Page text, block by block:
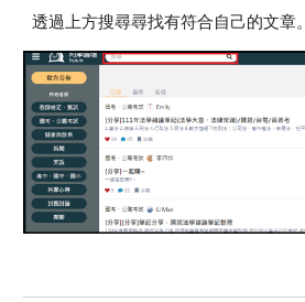
透過上方搜尋尋找有符合自己的文章。